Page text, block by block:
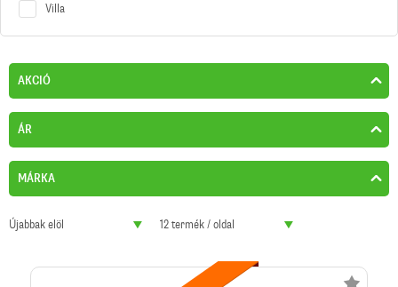
Villa
AKCIÓ
ÁR
MÁRKA
Újabbak elöl 12 termék / oldal